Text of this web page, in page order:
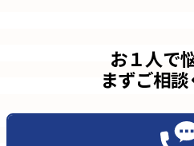
お１人で
まずご相